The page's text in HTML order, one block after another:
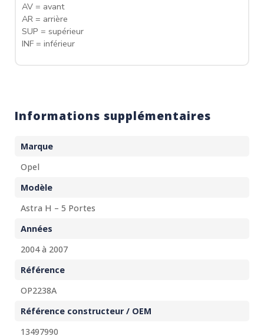
AV = avant
AR = arrière
SUP = supérieur
INF = inférieur
Informations supplémentaires
Marque
Opel
Modèle
Astra H – 5 Portes
Années
2004 à 2007
Référence
OP2238A
Référence constructeur / OEM
13497990